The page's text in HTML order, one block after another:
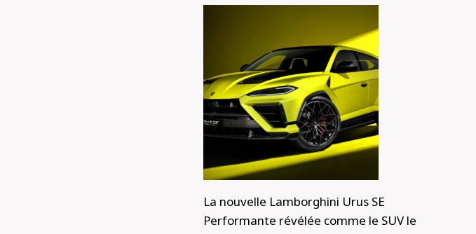
La nouvelle Lamborghini Urus SE
Performante révélée comme le SUV le